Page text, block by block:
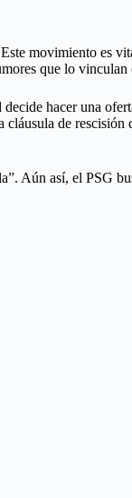
movimiento es
que lo vinculan
hacer una
de
Aún así, el PSG